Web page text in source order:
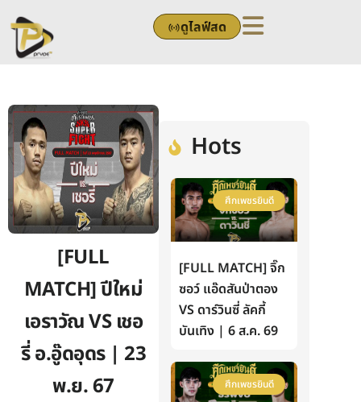
to
content
ดูไลฟ์สด
[FULL
MATCH] ปีใหม่
เอราวัณ VS เชอ
รี่ อ.อู๊ดอุดร | 23
พ.ย. 67
Hots
ศึกเพชรยินดี
[FULL MATCH] จิ๊ก
ซอว์ แอ๊ดสันป่าตอง
VS ดาร์วินซี่ ลัคกี้
บันเทิง | 6 ส.ค. 69
ศึกเพชรยินดี